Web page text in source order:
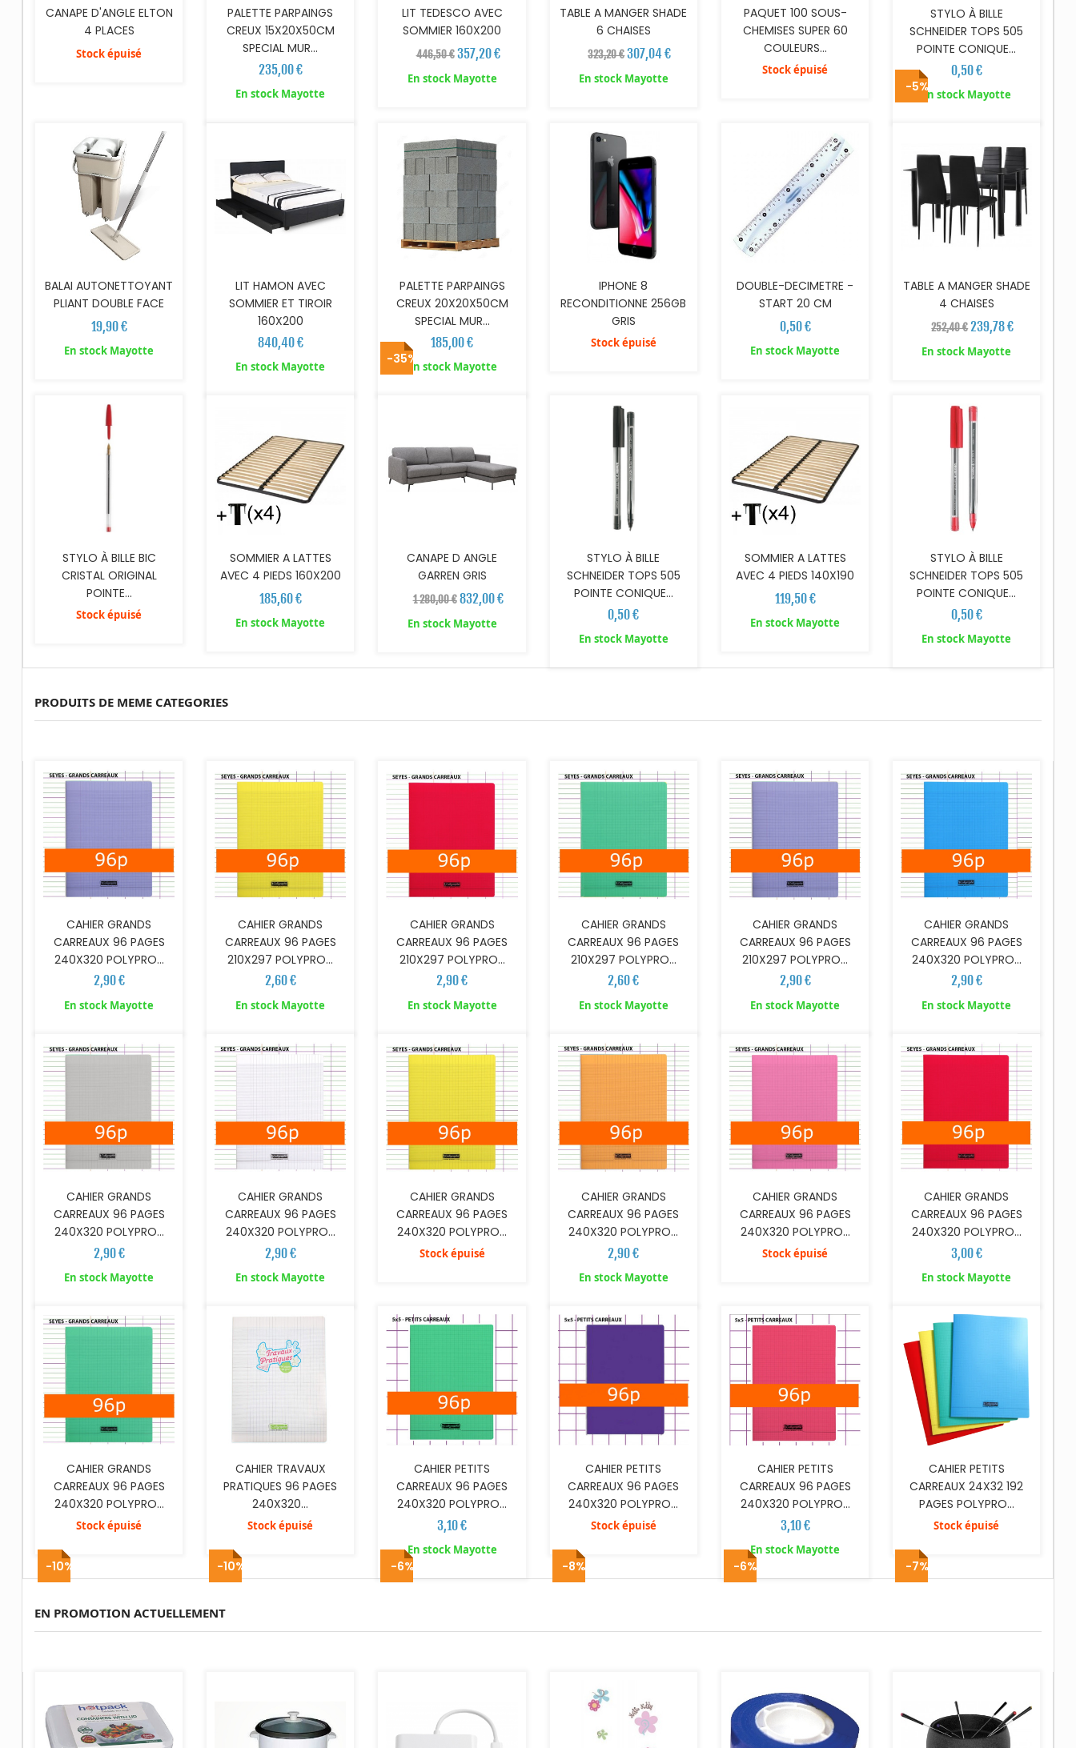
CANAPE D'ANGLE ELTON
4 PLACES
Stock épuisé
PALETTE PARPAINGS
CREUX 15X20X50CM
SPECIAL MUR...
235,00 €
En stock Mayotte
LIT TEDESCO AVEC
SOMMIER 160X200
446,50 € 357,20 €
En stock Mayotte
TABLE A MANGER SHADE
6 CHAISES
323,20 €307,04 €
En stock Mayotte
PAQUET 100 SOUS-
CHEMISES SUPER 60
COULEURS...
Stock épuisé
STYLO À BILLE
SCHNEIDER TOPS 505
POINTE CONIQUE...
0,50 €
En stock Mayotte
BALAI AUTONETTOYANT
PLIANT DOUBLE FACE
19,90 €
En stock Mayotte
AJOUTER AU PANIER
LIT HAMON AVEC
SOMMIER ET TIROIR
160X200
840,40 €
En stock Mayotte
AJOUTER AU PANIER
PALETTE PARPAINGS
CREUX 20X20X50CM
SPECIAL MUR...
185,00 €
En stock Mayotte
IPHONE 8
RECONDITIONNE 256GB
GRIS
Stock épuisé
DOUBLE-DECIMETRE -
START 20 CM
0,50 €
En stock Mayotte
-5% AJOUTER AU PANIER
TABLE A MANGER SHADE
4 CHAISES
252,40 €239,78 €
En stock Mayotte
STYLO À BILLE BIC
CRISTAL ORIGINAL
POINTE...
Stock épuisé
AJOUTER AU PANIER
SOMMIER A LATTES
AVEC 4 PIEDS 160X200
185,60 €
En stock Mayotte
-35% AJOUTER AU PANIER
CANAPE D ANGLE
GARREN GRIS
1 280,00 € 832,00 €
En stock Mayotte
STYLO À BILLE
SCHNEIDER TOPS 505
POINTE CONIQUE...
0,50 €
En stock Mayotte
AJOUTER AU PANIER
SOMMIER A LATTES
AVEC 4 PIEDS 140X190
119,50 €
En stock Mayotte
AJOUTER AU PANIER
STYLO À BILLE
SCHNEIDER TOPS 505
POINTE CONIQUE...
0,50 €
En stock Mayotte
PRODUITS DE MEME CATEGORIES
CAHIER GRANDS
CARREAUX 96 PAGES
240X320 POLYPRO...
2,90 €
En stock Mayotte
CAHIER GRANDS
CARREAUX 96 PAGES
210X297 POLYPRO...
2,60 €
En stock Mayotte
CAHIER GRANDS
CARREAUX 96 PAGES
210X297 POLYPRO...
2,90 €
En stock Mayotte
CAHIER GRANDS
CARREAUX 96 PAGES
210X297 POLYPRO...
2,60 €
En stock Mayotte
CAHIER GRANDS
CARREAUX 96 PAGES
210X297 POLYPRO...
2,90 €
En stock Mayotte
CAHIER GRANDS
CARREAUX 96 PAGES
240X320 POLYPRO...
2,90 €
En stock Mayotte
AJOUTER AU PANIER
CAHIER GRANDS
CARREAUX 96 PAGES
240X320 POLYPRO...
2,90 €
En stock Mayotte
AJOUTER AU PANIER
CAHIER GRANDS
CARREAUX 96 PAGES
240X320 POLYPRO...
2,90 €
En stock Mayotte
CAHIER GRANDS
CARREAUX 96 PAGES
240X320 POLYPRO...
Stock épuisé
AJOUTER AU PANIER
CAHIER GRANDS
CARREAUX 96 PAGES
240X320 POLYPRO...
2,90 €
En stock Mayotte
CAHIER GRANDS
CARREAUX 96 PAGES
240X320 POLYPRO...
Stock épuisé
AJOUTER AU PANIER
CAHIER GRANDS
CARREAUX 96 PAGES
240X320 POLYPRO...
3,00 €
En stock Mayotte
CAHIER GRANDS
CARREAUX 96 PAGES
240X320 POLYPRO...
Stock épuisé
CAHIER TRAVAUX
PRATIQUES 96 PAGES
240X320...
Stock épuisé
CAHIER PETITS
CARREAUX 96 PAGES
240X320 POLYPRO...
3,10 €
En stock Mayotte
CAHIER PETITS
CARREAUX 96 PAGES
240X320 POLYPRO...
Stock épuisé
CAHIER PETITS
CARREAUX 96 PAGES
240X320 POLYPRO...
3,10 €
En stock Mayotte
CAHIER PETITS
CARREAUX 24X32 192
PAGES POLYPRO...
Stock épuisé
EN PROMOTION ACTUELLEMENT
-10% -10% -6% -8% -6% -7%